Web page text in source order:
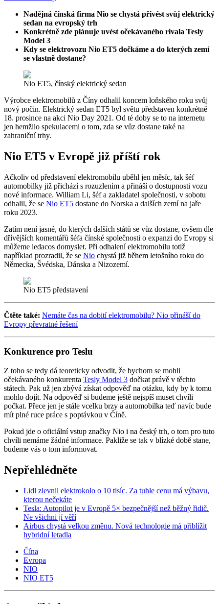
Nadějná čínská firma Nio se chystá přivést svůj elektrický
sedan na evropský trh
Konkrétně zde plánuje uvést očekávaného rivala Tesly
Model 3
Kdy se elektrovozu Nio ET5 dočkáme a do kterých zemí
se vlastně dostane?
Nio ET5, čínský elektrický sedan
Výrobce elektromobilů z Číny odhalil koncem loňského roku svůj
nový počin. Elektrický sedan ET5 byl světu představen konkrétně
18. prosince na akci Nio Day 2021. Od té doby se to na internetu
jen hemžilo spekulacemi o tom, zda se vůz dostane také na
zahraniční trhy.
Nio ET5 v Evropě již příští rok
Ačkoliv od představení elektromobilu uběhl jen měsíc, tak šéf
automobilky již přichází s rozuzlením a přináší o dostupnosti vozu
nové informace. William Li, šéf a zakladatel společnosti, v sobotu
odhalil, že se Nio ET5 dostane do Norska a dalších zemí na jaře
roku 2023.
Zatím není jasné, do kterých dalších států se vůz dostane, ovšem dle
dřívějších komentářů šéfa čínské společnosti o expanzi do Evropy si
můžeme ledacos domyslet. Při odhalení elektromobilu totiž
například prozradil, že se Nio chystá již během letošního roku do
Německa, Švédska, Dánska a Nizozemí.
Nio ET5 představení
Čtěte také: Nemáte čas na dobití elektromobilu? Nio přináší do
Evropy převratné řešení
Konkurence pro Teslu
Z toho se tedy dá teoreticky odvodit, že bychom se mohli
očekávaného konkurenta Tesly Model 3 dočkat právě v těchto
státech. Pak už jen zbývá získat odpověď na otázku, kdy by k tomu
mohlo dojít. Na odpověď si budeme ještě nejspíš muset chvíli
počkat. Přece jen je stále vcelku brzy a automobilka teď navíc bude
mít plné ruce práce s poptávkou v Číně.
Pokud jde o oficiální vstup značky Nio i na český trh, o tom pro tuto
chvíli nemáme žádné informace. Pakliže se tak v blízké době stane,
budeme vás o tom informovat.
Nepřehlédněte
Lidl zlevnil elektrokolo o 10 tisíc. Za tuhle cenu má výbavu,
kterou nečekáte
Tesla: Autopilot je v Evropě 5× bezpečnější než běžný řidič.
Ne všichni jí věří
Airbus chystá velkou změnu. Nová technologie má přiblížit
hybridní letadla
Čína
Evropa
NIO
NIO ET5